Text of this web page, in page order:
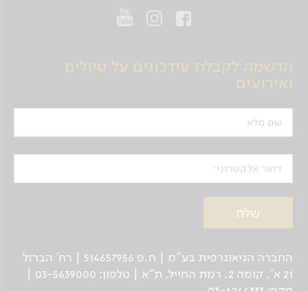
הרשמה לקבלת עידכונים על טיולים
ואירועים
שם מלא
דואר אלקטרוני
החברה הגיאוגרפית בע"מ | ח.פ 514657956 | רח’ הברזל
21 א', קומה 2, רמת החייל, ת“א | טלפון: 03-5639000 |